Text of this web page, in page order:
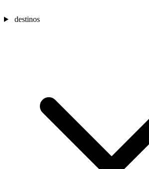
destinos